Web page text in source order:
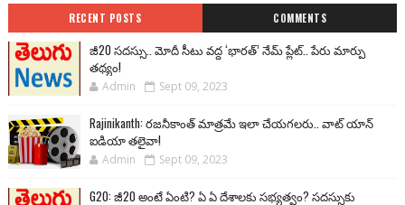
RECENT POSTS COMMENTS
జీ20 సదస్సు.. మోదీ సీటు వద్ద ‘భారత్’ నేమ్ ప్లేట్‌.. పేరు మార్పు
తథ్యం!
Admin Sept 09, 2023
Rajinikanth: రజనీకాంత్ మాత్రమే ఇలా చేయగలరు.. వాట్ యాన్
ఐడియా తలైవా!
Admin Sept 09, 2023
G20: జీ20 అంటే ఏంటి? ఏ ఏ దేశాలకు సభ్యత్వం? సదస్సుకు